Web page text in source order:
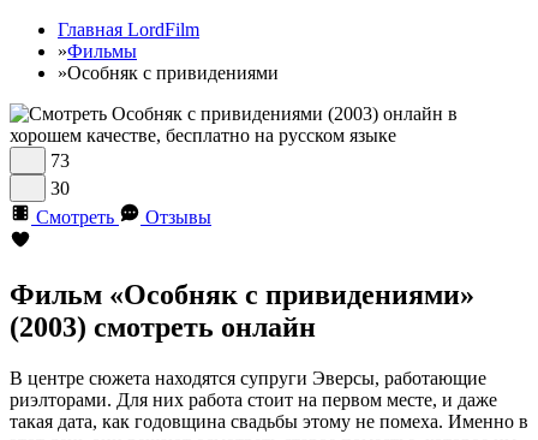
Главная LordFilm
»Фильмы
»Особняк с привидениями
73
30
Смотреть
Отзывы
Фильм «Особняк с привидениями»
(2003) смотреть онлайн
В центре сюжета находятся супруги Эверсы, работающие
риэлторами. Для них работа стоит на первом месте, и даже
такая дата, как годовщина свадьбы этому не помеха. Именно в